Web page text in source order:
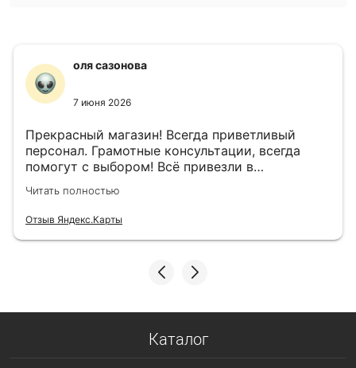
оля сазонова
7 июня 2026
Прекрасный магазин! Всегда приветливый
персонал. Грамотные консультации, всегда
помогут с выбором! Всё привезли в
назначенный день!
Читать полностью
Отзыв Яндекс.Карты
Каталог